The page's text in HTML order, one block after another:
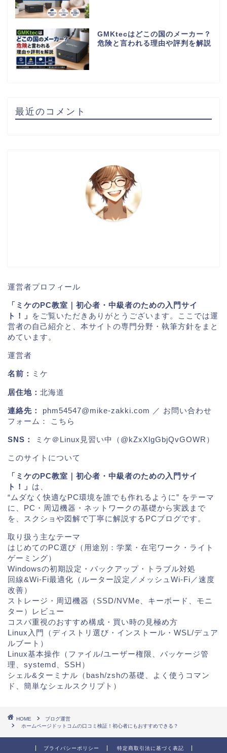
GMKtecはどこの国のメーカー？
危険と言われる理由や評判を解説
最近のコメント
運営者プロフィール
「ミケのPC教室｜初心者・中級者のための入門サイ
ト！」
をご覧いただきありがとうございます。ここでは運
営者の自己紹介と、本サイトの専門分野・執筆方針をまと
めています。
運営者
名前： ミケ
居住地： 北海道
連絡先： phm54547@mike-zakki.com ／ お問い合わせ
フォーム：
こちら
SNS： ミケ＠Linux見習い中（@kZxXlgGbjQvGOWR）
このサイトについて
「ミケのPC教室｜初心者・中級者のための入門サイ
ト！」 は、
“ムダなく快適なPC環境を誰でも作れるように” をテーマ
に、PC・周辺機器・ネットワークの基礎から実践まで
を、スクショや図解で丁寧に解説するPCブログです。
取り扱う主なテーマ
はじめてのPC選び（用途別：学業・在宅ワーク・ライト
ゲーミング）
Windowsの初期設定・バックアップ・トラブル対処
回線&Wi-Fi最適化（ルーター設定／メッシュWi-Fi／速度
改善）
ストレージ・周辺機器（SSD/NVMe、キーボード、モニ
ター）レビュー
コスパ重視のおすすめ構成・買い時の見極め方
Linux入門（ディストリ選び・インストール・WSL/デュア
ルブート）
Linux基本操作（ファイル/ユーザー権限、パッケージ管
理、systemd、SSH）
シェル&ターミナル（bash/zshの基礎、よく使うコマン
ド、簡単なシェルスクリプト）
HOME
ブログ運営
ホームページドットコムの口コミ検証！初心者にもおすすめできる？
プライバシーポリシー 特定商取引法に基づく表記